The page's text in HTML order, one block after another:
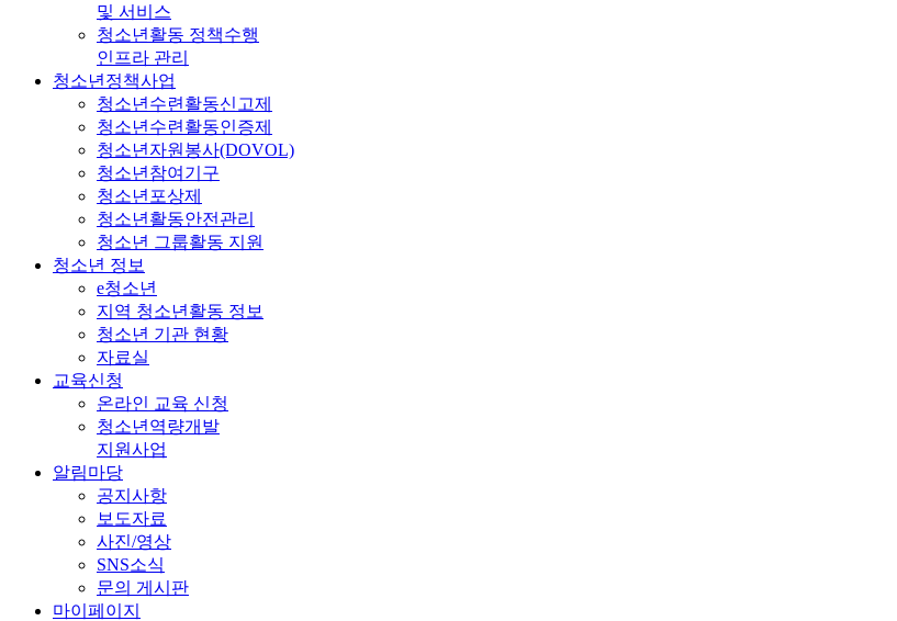
및 서비스
청소년활동 정책수행
인프라 관리
청소년정책사업
청소년수련활동신고제
청소년수련활동인증제
청소년자원봉사(DOVOL)
청소년참여기구
청소년포상제
청소년활동안전관리
청소년 그룹활동 지원
청소년 정보
e청소년
지역 청소년활동 정보
청소년 기관 현황
자료실
교육신청
온라인 교육 신청
청소년역량개발
지원사업
알림마당
공지사항
보도자료
사진/영상
SNS소식
문의 게시판
마이페이지